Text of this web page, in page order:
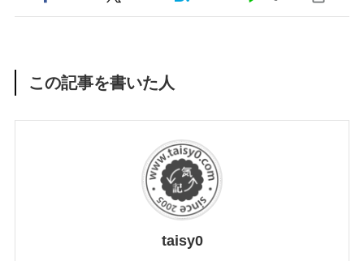
この記事を書いた人
taisy0